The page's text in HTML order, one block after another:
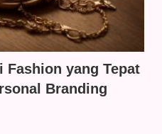
Fashion yang Tepat
Branding